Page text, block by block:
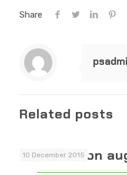
Share
Related posts
10 December 2015
Vivamus non